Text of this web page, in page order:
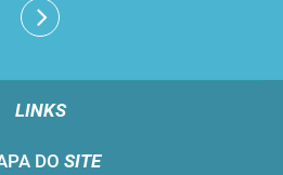
LINKS
DO SITE